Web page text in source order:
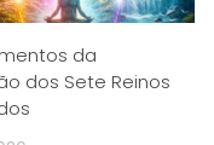
da
dos Sete Reinos